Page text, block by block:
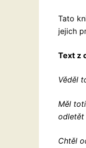
Tato
jejich
Text z
Věděl
Měl
odletět
Chtěl